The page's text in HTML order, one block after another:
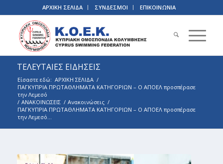
ΑΡΧΙΚΗ ΣΕΛΙΔΑ ΣΥΝΔΕΣΜΟΙ ΕΠΙΚΟΙΝΩΝΙΑ
ΤΕΛΕΥΤΑΙΕΣ ΕΙΔΗΣΕΙΣ
Είσαστε εδώ: ΑΡΧΙΚΗ ΣΕΛΙΔΑ /
ΠΑΓΚΥΠΡΙΑ ΠΡΩΤΑΘΛΗΜΑΤΑ ΚΑΤΗΓΟΡΙΩΝ – Ο ΑΠΟΕΛ προσπέρασε
την Λεμεσό
/ ΑΝΑΚΟΙΝΩΣΕΙΣ / Ανακοινώσεις /
ΠΑΓΚΥΠΡΙΑ ΠΡΩΤΑΘΛΗΜΑΤΑ ΚΑΤΗΓΟΡΙΩΝ – Ο ΑΠΟΕΛ προσπέρασε
την Λεμεσό...